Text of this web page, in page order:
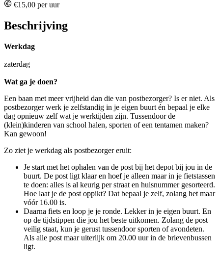
€15,00 per uur
Beschrijving
Werkdag
zaterdag
Wat ga je doen?
Een baan met meer vrijheid dan die van postbezorger? Is er niet. Als
postbezorger werk je zelfstandig in je eigen buurt én bepaal je elke
dag opnieuw zelf wat je werktijden zijn. Tussendoor de
(klein)kinderen van school halen, sporten of een tentamen maken?
Kan gewoon!
Zo ziet je werkdag als postbezorger eruit:
Je start met het ophalen van de post bij het depot bij jou in de
buurt. De post ligt klaar en hoef je alleen maar in je fietstassen
te doen: alles is al keurig per straat en huisnummer gesorteerd.
Hoe laat je de post oppikt? Dat bepaal je zelf, zolang het maar
vóór 16.00 is.
Daarna fiets en loop je je ronde. Lekker in je eigen buurt. En
op de tijdstippen die jou het beste uitkomen. Zolang de post
veilig staat, kun je gerust tussendoor sporten of avondeten.
Als alle post maar uiterlijk om 20.00 uur in de brievenbussen
ligt.